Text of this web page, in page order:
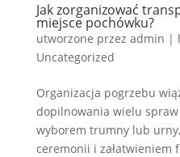
Jak zorganizować
miejsce pochówku?
utworzone przez admin |
Uncategorized
Organizacja pogrzebu
dopilnowania wielu spraw
wyborem trumny lub
ceremonii i załatwieniem